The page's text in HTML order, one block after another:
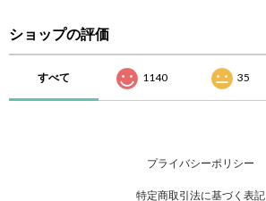
ショップの評価
すべて 1140 35
プライバシーポリシー
特定商取引法に基づく表記